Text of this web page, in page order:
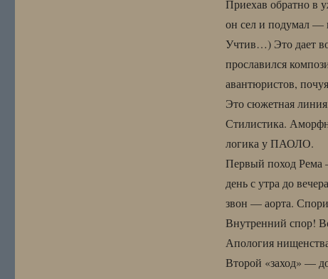
Приехав обратно в
он сел и подумал —
Учтив…) Это дает
прославился
авантюристов,
Это сюжетная
Стилистика.
логика у ПАОЛО.
Первый поход Рема
день с утра до
звон — аорта.
Внутренний спор!
Апология
Второй «заход» —